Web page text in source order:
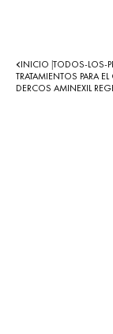
INICIO TODOS-LOS-
TRATAMIENTOS PARA EL
DERCOS AMINEXIL